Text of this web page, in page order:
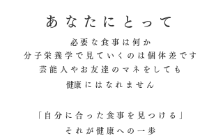
あなたにとって
必要な食事は何か
分子栄養学で見ていくのは個体差です
芸能人やお友達のマネをしても
​健康にはなれません
「自分に合った食事を見つける」
それが健康への一歩